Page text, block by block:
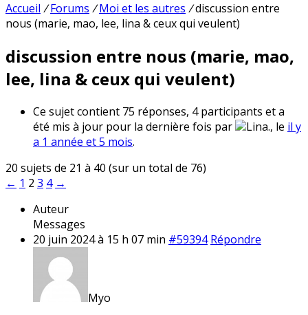
Accueil / Forums / Moi et les autres /discussion entre
nous (marie, mao, lee, lina & ceux qui veulent)
discussion entre nous (marie, mao,
lee, lina & ceux qui veulent)
Ce sujet contient 75 réponses, 4 participants et a
été mis à jour pour la dernière fois par
Lina., le il y
a 1 année et 5 mois.
20 sujets de 21 à 40 (sur un total de 76)
← 1 2 3 4 →
Auteur
Messages
20 juin 2024 à 15 h 07 min #59394 Répondre
Myo